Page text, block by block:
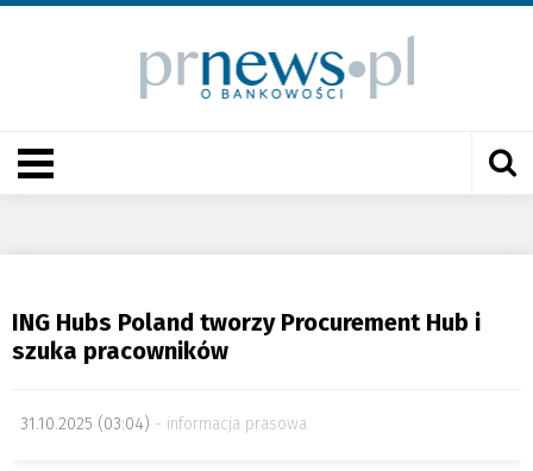
ING Hubs Poland tworzy Procurement Hub i
szuka pracowników
31.10.2025 (03:04) informacja prasowa